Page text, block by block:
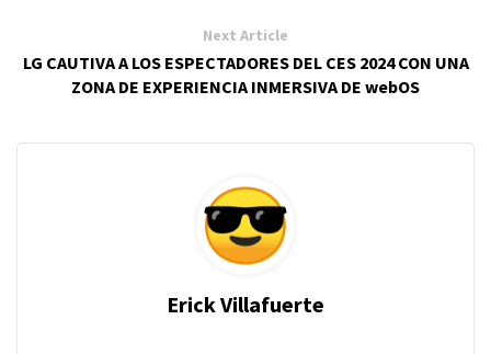
Next Article
LG CAUTIVA A LOS ESPECTADORES DEL CES 2024 CON UNA
ZONA DE EXPERIENCIA INMERSIVA DE webOS
Erick Villafuerte